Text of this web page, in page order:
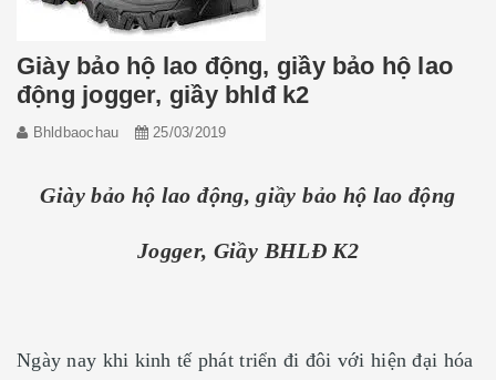
Giày bảo hộ lao động, giầy bảo hộ lao
động jogger, giầy bhlđ k2
Bhldbaochau 25/03/2019
Giày bảo hộ lao động, giầy bảo hộ lao động
Jogger, Giầy BHLĐ K2
Ngày nay khi kinh tế phát triển đi đôi với hiện đại hóa